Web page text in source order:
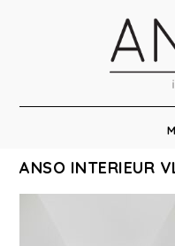
ANSO INTERIEUR